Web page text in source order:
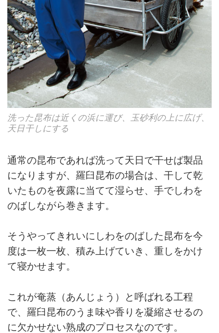
洗った昆布は近くの浜に運び、玉砂利の上に広げ、
天日干しにする
通常の昆布であれば洗って天日で干せば製品
になりますが、羅臼昆布の場合は、干して乾
いたものを夜露に当てて湿らせ、手でしわを
のばしながら巻きます。
そうやってきれいにしわをのばした昆布を今
度は一枚一枚、積み上げていき、重しをかけ
て寝かせます。
これが奄蒸（あんじょう）と呼ばれる工程
で、羅臼昆布のうま味や香りを凝縮させるの
に欠かせない熟成のプロセスなのです。